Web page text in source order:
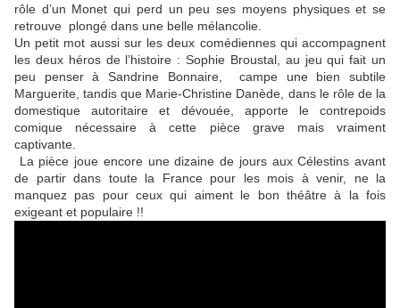
rôle d’un Monet qui perd un peu ses moyens physiques et se
retrouve plongé dans une belle mélancolie.
Un petit mot aussi sur les deux comédiennes qui accompagnent
les deux héros de l’histoire : Sophie Broustal, au jeu qui fait un
peu penser à Sandrine Bonnaire, campe une bien subtile
Marguerite, tandis que Marie-Christine Danède, dans le rôle de la
domestique autoritaire et dévouée, apporte le contrepoids
comique nécessaire à cette pièce grave mais vraiment
captivante.
La pièce joue encore une dizaine de jours aux Célestins avant
de partir dans toute la France pour les mois à venir, ne la
manquez pas pour ceux qui aiment le bon théâtre à la fois
exigeant et populaire !!